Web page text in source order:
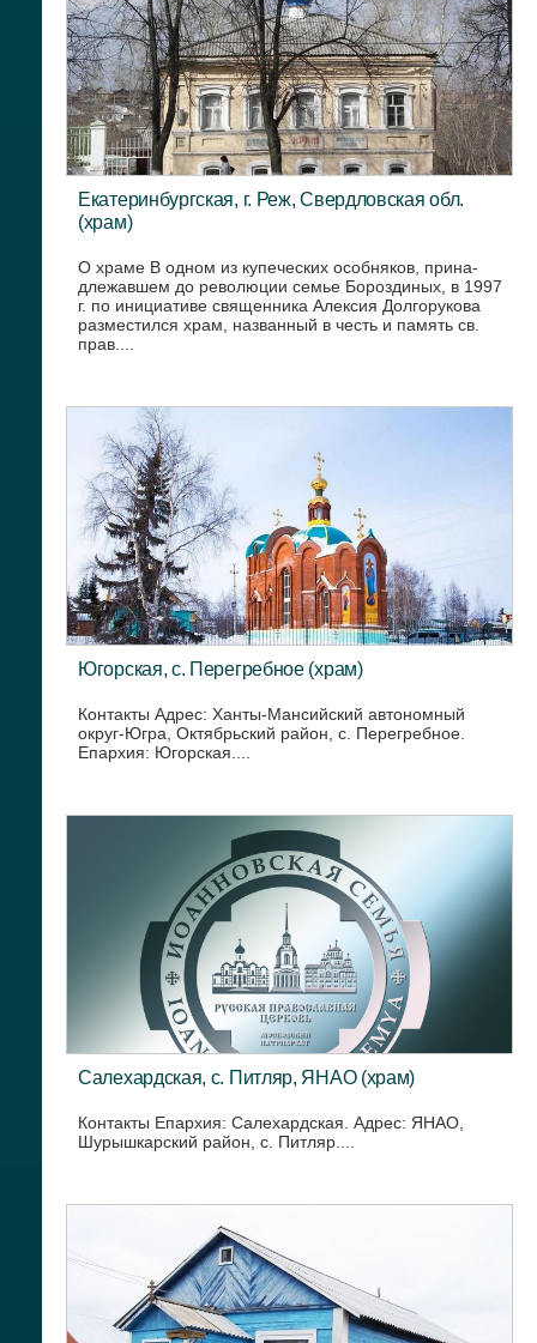
Екатеринбургская, г. Реж, Свердловская обл.
(храм)
О храме В одном из купеческих особняков, прина­
длежавшем до революции семье Бороздиных, в 1997
г. по инициа­тиве священника Алексия Долгорукова
разместился храм, назван­ный в честь и память cв.
прав....
Югорская, с. Перегребное (храм)
Контакты Адрес: Ханты-Мансийский автономный
округ-Югра, Октябрьский район, с. Перегребное.
Епархия: Югорская....
Салехардская, с. Питляр, ЯНАО (храм)
Контакты Епархия: Салехардская. Адрес: ЯНАО,
Шурышкарский район, с. Питляр....